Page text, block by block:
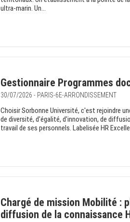
ultra-marin. Un...
Gestionnaire Programmes
30/07/2026 - PARIS-6E-ARRONDISSEMENT
Choisir Sorbonne Université, c'est rejoindre
de diversité, d'égalité, d'innovation, de
travail de ses personnels. Labelisée HR
Chargé de mission Mobilité :
diffusion de la connaissance